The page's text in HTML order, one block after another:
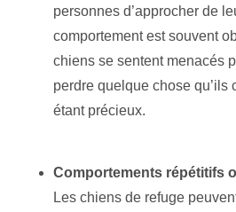
personnes d’approcher de
comportement est souvent
chiens se sentent menacés
perdre quelque chose qu’ils
étant précieux.
Comportements répétitifs
Les chiens de refuge